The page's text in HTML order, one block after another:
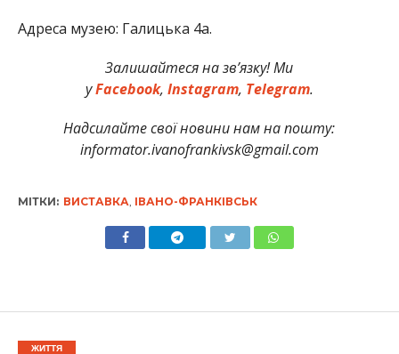
Адреса музею: Галицька 4а.
Залишайтеся на зв’язку! Ми
уFacebook, Instagram, Telegram.
Надсилайте свої новини нам на пошту:
informator.ivanofrankivsk@gmail.com
МІТКИ: ВИСТАВКА ІВАНО-ФРАНКІВСЬК
ЖИТТЯ